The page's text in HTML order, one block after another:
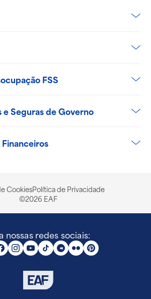
FSS
e Seguras de Governo
CookiesPolítica de Privacidade
©2026 EAF
nossas redes sociais: